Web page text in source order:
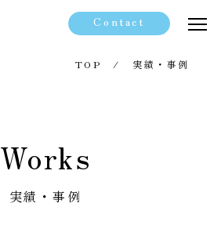
Contact
TOP 実績・事例
Works
実績・事例